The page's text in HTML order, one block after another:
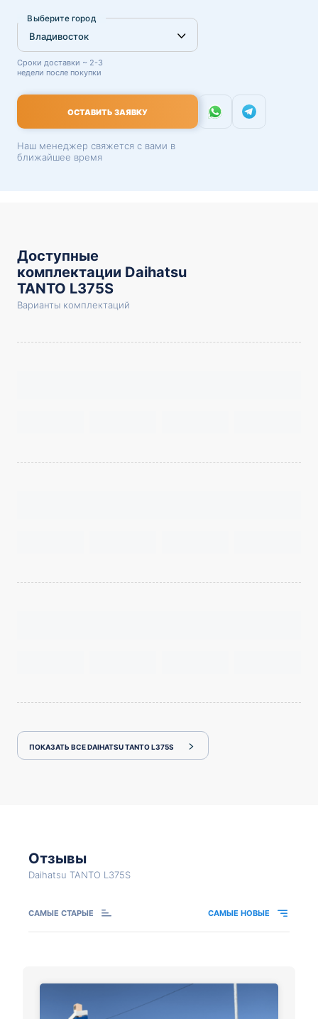
Выберите город
Сроки доставки ~ 2-3
недели после покупки
ОСТАВИТЬ ЗАЯВКУ
Наш менеджер свяжется с вами в
ближайшее время
Доступные
комплектации Daihatsu
TANTO L375S
Варианты комплектаций
ПОКАЗАТЬ ВСЕ DAIHATSU TANTO L375S
Отзывы
Daihatsu TANTO L375S
САМЫЕ СТАРЫЕ САМЫЕ НОВЫЕ